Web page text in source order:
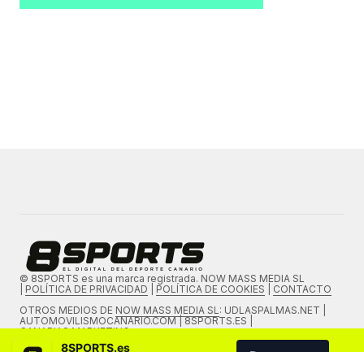
© 8SPORTS es una marca registrada. NOW MASS MEDIA SL
POLÍTICA DE PRIVACIDAD POLÍTICA DE COOKIES
CONTACTO
OTROS MEDIOS DE NOW MASS MEDIA SL: UDLASPALMAS.NET |
AUTOMOVILISMOCANARIO.COM | 8SPORTS.ES |
CANARIAS.MARKETING
8SPORTS.es